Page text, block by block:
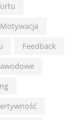
Motywacja
Feedback